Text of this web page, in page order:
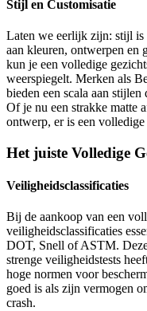
Stijl en Customisatie
Laten we eerlijk zijn: stijl is
aan kleuren, ontwerpen en
kun je een volledige
weerspiegelt. Merken als
bieden een scala aan
Of je nu een strakke matte
ontwerp, er is een
Het juiste Volledige
Veiligheidsclassificaties
Bij de aankoop van een
veiligheidsclassificaties
DOT, Snell of ASTM.
strenge veiligheidstests
hoge normen voor
goed is als zijn vermogen
crash.